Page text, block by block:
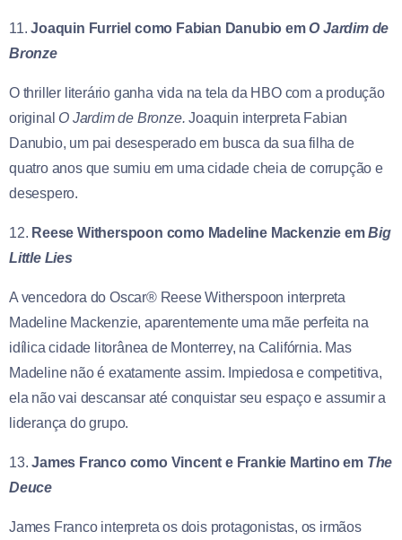
11.Joaquin Furriel como Fabian Danubio emO Jardim de
Bronze
O thriller literário ganha vida na tela da HBO com a produção
original O Jardim de Bronze.Joaquin interpreta Fabian
Danubio, um pai desesperado em busca da sua filha de
quatro anos que sumiu em uma cidade cheia de corrupção e
desespero.
12. Reese Witherspoon como Madeline Mackenzie emBig
Little Lies
A vencedora do Oscar® Reese Witherspoon interpreta
Madeline Mackenzie, aparentemente uma mãe perfeita na
idílica cidade litorânea de Monterrey, na Califórnia. Mas
Madeline não é exatamente assim. Impiedosa e competitiva,
ela não vai descansar até conquistar seu espaço e assumir a
liderança do grupo.
13.James Franco como Vincent e Frankie Martino em The
Deuce
James Franco interpreta os dois protagonistas, os irmãos